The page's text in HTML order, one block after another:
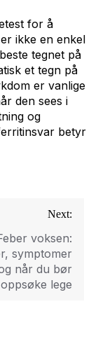
for å
ikke en enkel
tegnet på
et tegn på
er vanlige
den sees i
og
betyr
Next:
voksen:
symptomer
når du bør
oppsøke lege